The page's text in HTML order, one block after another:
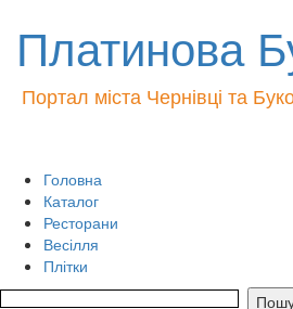
Платинова
Портал міста Чернівці та
Головна
Каталог
Ресторани
Весілля
Плітки